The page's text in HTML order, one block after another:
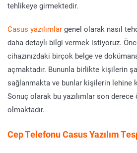
tehlikeye girmektedir.
Casus yazılımlar genel olarak nasıl
daha detaylı bilgi vermek istiyoruz.
cihazınızdaki birçok belge ve
açmaktadır. Bununla birlikte kişilerin
sağlanmakta ve bunlar kişilerin lehine
Sonuç olarak bu yazılımlar son
olmaktadır.
Cep Telefonu Casus Yazılım